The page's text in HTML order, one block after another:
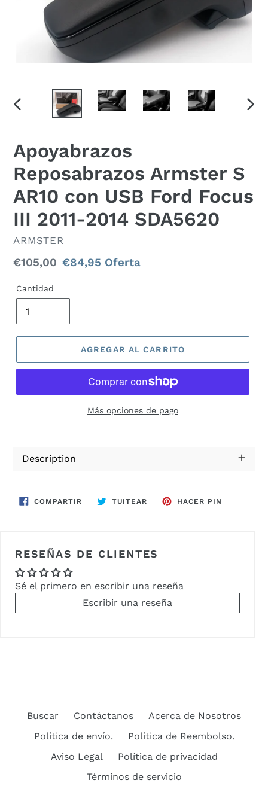
ANTERIOR
Apoyabrazos
Reposabrazos Armster S
AR10 con USB Ford Focus
III 2011-2014 SDA5620
VENDEDOR
ARMSTER
Precio
€105,00 Precio
oferta
€84,95 Oferta
Cantidad
AGREGAR AL CARRITO
Más opciones de pago
Description
COMPARTIRCOMPARTIRTUITEAR TUITEARHACER PIN
RESEÑAS DE CLIENTES
Sé el primero en escribir una reseña
Escribir una reseña
Buscar Contáctanos
Acerca de Nosotros
Política de envío.
Política de Reembolso.
Aviso Legal
Política de privacidad
Términos de servicio